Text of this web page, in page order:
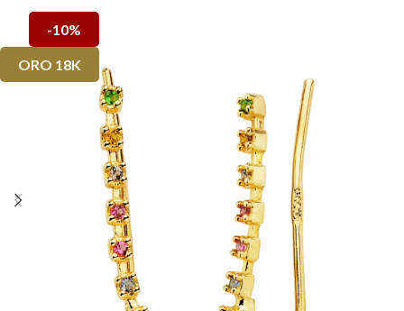
-10%
ORO 18K